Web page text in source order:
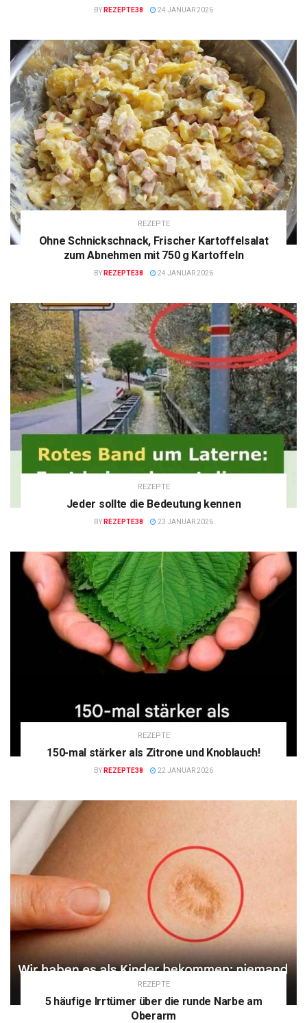
BY REZEPTE38 24 JANUAR 2026
REZEPTE
Ohne Schnickschnack, Frischer Kartoffelsalat
zum Abnehmen mit 750 g Kartoffeln
BY REZEPTE38 24 JANUAR 2026
REZEPTE
Jeder sollte die Bedeutung kennen
BY REZEPTE38 23 JANUAR 2026
REZEPTE
150-mal stärker als Zitrone und Knoblauch!
BY REZEPTE38 22 JANUAR 2026
REZEPTE
5 häufige Irrtümer über die runde Narbe am
Oberarm